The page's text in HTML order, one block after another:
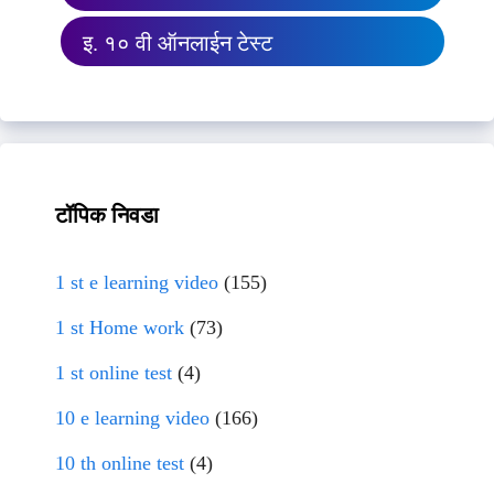
इ. १० वी ऑनलाईन टेस्ट
टॉपिक निवडा
1 st e learning video (155)
1 st Home work (73)
1 st online test (4)
10 e learning video (166)
10 th online test (4)